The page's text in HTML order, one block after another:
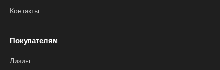
Контакты
Покупателям
Лизинг